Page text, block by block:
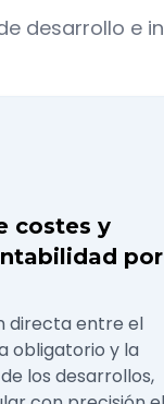
desarrollo e
costes y
por
directa entre el
obligatorio y la
los desarrollos,